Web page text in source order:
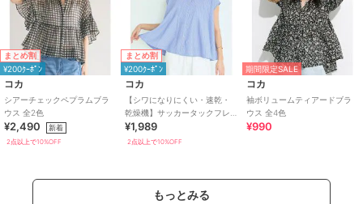
まとめ割
¥200ｸｰﾎﾟﾝ
コカ
シアーチェックペプラムブラ
ウス 全2色
¥2,490 新着
2点以上で10%OFF
まとめ割
¥200ｸｰﾎﾟﾝ
コカ
【シワになりにくい・速乾・
乾燥機】サッカータックフレ
アブラウス 全2色
¥1,989
2点以上で10%OFF
期間限定SALE
コカ
袖ボリュームティアードブラ
ウス 全4色
¥990
もっとみる